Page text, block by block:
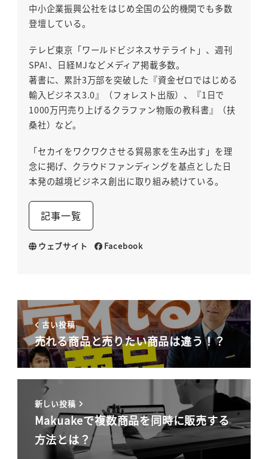
中小企業振興公社をはじめ全国の公的機関でも多数
登壇している。
テレビ東京「ワールドビジネスサテライト」、週刊
SPA!、日経MJなどメディア掲載多数。
著書に、累計3万部を突破した『資金ゼロではじめる
輸入ビジネス3.0』（フォレスト出版）、『1日で
1000万円売り上げるクラファン物販の教科書』（扶
桑社）など。
「セカイをワクワクさせる貿易家を生み出す」を理
念に掲げ、クラウドファンディングを基点とした日
本発の越境ビジネス創出に取り組み続けている。
記事一覧
ウェブサイト Facebook
古い投稿
売れる商品と売りたい商品は違う！？
新しい投稿
Makuakeで複数商品を同時に販売する
方法とは？